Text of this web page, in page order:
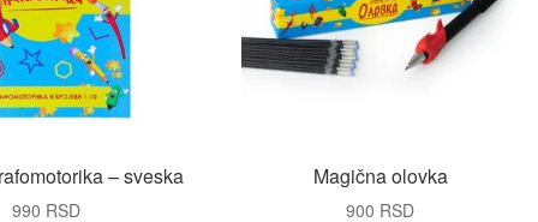
– sveska
990 RSD
Magična olovka
900 RSD